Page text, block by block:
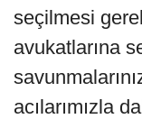
seçilmesi
avukatlarına
acılarımızla